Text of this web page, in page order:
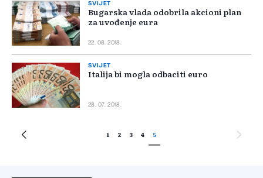
SVIJET
Bugarska vlada odobrila akcioni plan
za uvođenje eura
22. 08. 2018.
SVIJET
Italija bi mogla odbaciti euro
28. 07. 2018.
1 2 3 4 5